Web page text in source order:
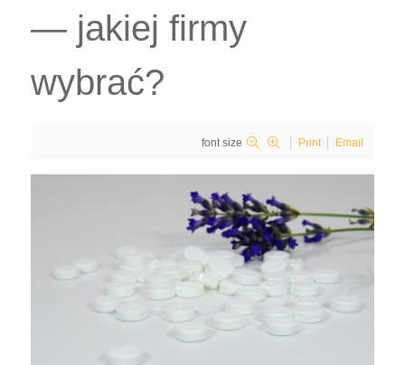
— jakiej firmy
wybrać?
font size Print Email